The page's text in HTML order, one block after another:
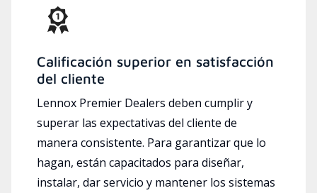
Calificación superior en satisfacción
del cliente
Lennox Premier Dealers deben cumplir y
superar las expectativas del cliente de
manera consistente. Para garantizar que lo
hagan, están capacitados para diseñar,
instalar, dar servicio y mantener los sistemas